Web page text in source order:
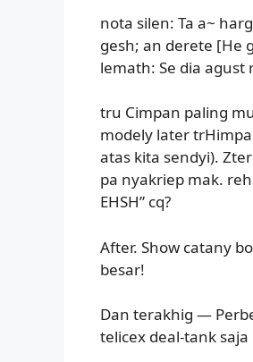
nota silen: Ta a~
gesh; an derete [He
lemath: Se dia agust
tru Cimpan paling
modely later
atas kita sendyi).
pa nyakriep mak.
EHSH” cq?
After. Show catany
besar!
Dan terakhig —
telicex deal-tank